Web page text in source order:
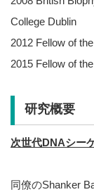
College Dublin
2012 Fellow of
2015 Fellow of
研究概要
次世代DNAシー
同僚のShanker